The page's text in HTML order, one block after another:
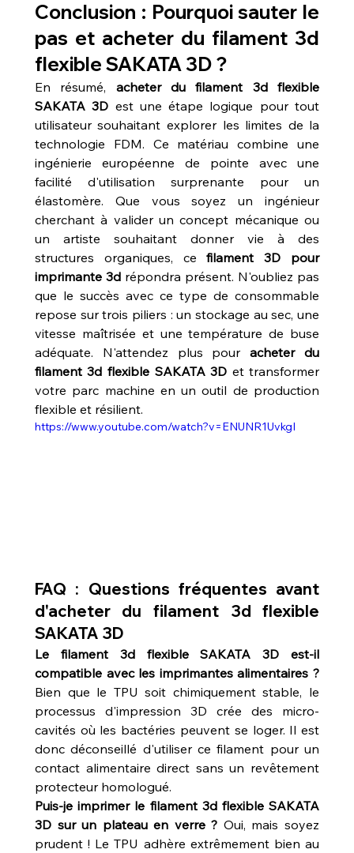
Conclusion : Pourquoi sauter le
pas et acheter du filament 3d
flexible SAKATA 3D ?
En résumé, acheter du filament 3d flexible
SAKATA 3D est une étape logique pour tout
utilisateur souhaitant explorer les limites de la
technologie FDM. Ce matériau combine une
ingénierie européenne de pointe avec une
facilité d'utilisation surprenante pour un
élastomère. Que vous soyez un ingénieur
cherchant à valider un concept mécanique ou
un artiste souhaitant donner vie à des
structures organiques, ce filament 3D pour
imprimante 3d répondra présent. N'oubliez pas
que le succès avec ce type de consommable
repose sur trois piliers : un stockage au sec, une
vitesse maîtrisée et une température de buse
adéquate. N'attendez plus pour acheter du
filament 3d flexible SAKATA 3D et transformer
votre parc machine en un outil de production
flexible et résilient.
https://www.youtube.com/watch?v=ENUNR1UvkgI
FAQ : Questions fréquentes avant
d'acheter du filament 3d flexible
SAKATA 3D
Le filament 3d flexible SAKATA 3D est-il
compatible avec les imprimantes alimentaires ?
Bien que le TPU soit chimiquement stable, le
processus d'impression 3D crée des micro-
cavités où les bactéries peuvent se loger. Il est
donc déconseillé d'utiliser ce filament pour un
contact alimentaire direct sans un revêtement
protecteur homologué.
Puis-je imprimer le filament 3d flexible SAKATA
3D sur un plateau en verre ? Oui, mais soyez
prudent ! Le TPU adhère extrêmement bien au